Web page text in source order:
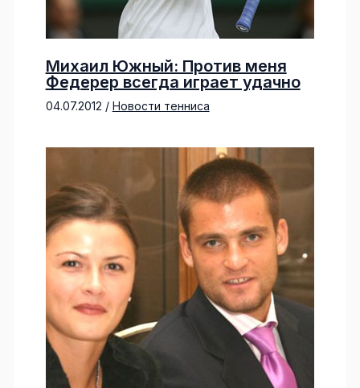
Михаил Южный: Против меня
Федерер всегда играет удачно
04.07.2012 / Новости тенниса